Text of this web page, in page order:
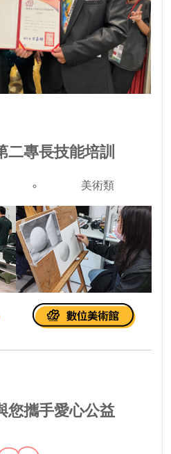
二專長技能培訓
美術類
您攜手愛心公益